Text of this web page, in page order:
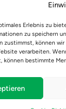
Erlebnis zu
zu speichern
zustimmst, können
verarbeiten.
können bestimmte